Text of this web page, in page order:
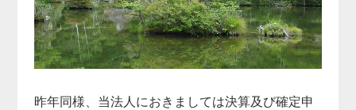
昨年同様、当法人におきましては決算及び確定申